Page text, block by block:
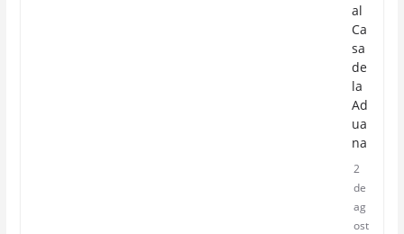
al
Ca
sa
de
la
Ad
ua
na
2
de
ag
ost